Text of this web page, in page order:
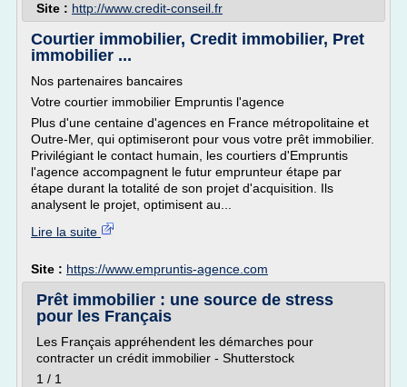
Site : http://www.credit-conseil.fr
Courtier immobilier, Credit immobilier, Pret
immobilier ...
Nos partenaires bancaires
Votre courtier immobilier Empruntis l'agence
Plus d'une centaine d'agences en France métropolitaine et
Outre-Mer, qui optimiseront pour vous votre prêt immobilier.
Privilégiant le contact humain, les courtiers d'Empruntis
l'agence accompagnent le futur emprunteur étape par
étape durant la totalité de son projet d'acquisition. Ils
analysent le projet, optimisent au...
Lire la suite
Site : https://www.empruntis-agence.com
Prêt immobilier : une source de stress
pour les Français
Les Français appréhendent les démarches pour
contracter un crédit immobilier - Shutterstock
1 / 1